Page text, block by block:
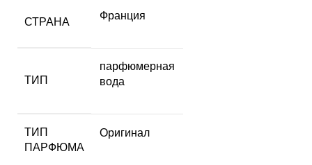
СТРАНА
Франция
ТИП
парфюмерная
вода
ТИП
ПАРФЮМА
Оригинал